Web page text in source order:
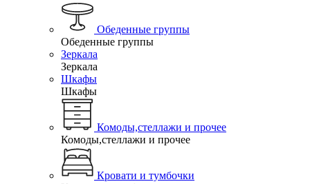
Обеденные группы
Обеденные группы
Зеркала
Зеркала
Шкафы
Шкафы
Комоды,стеллажи и прочее
Комоды,стеллажи и прочее
Кровати и тумбочки